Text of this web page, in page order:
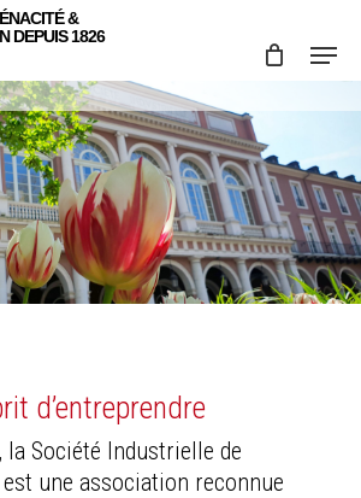
Menu
d’entreprendre
la Société Industrielle de
une association reconnue